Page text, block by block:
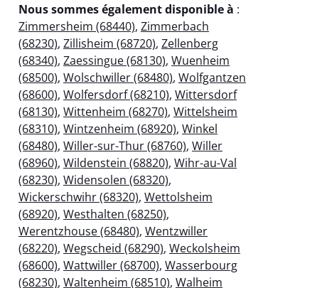
Nous sommes également disponible à :
Zimmersheim (68440), Zimmerbach
(68230), Zillisheim (68720), Zellenberg
(68340), Zaessingue (68130), Wuenheim
(68500), Wolschwiller (68480), Wolfgantzen
(68600), Wolfersdorf (68210), Wittersdorf
(68130), Wittenheim (68270), Wittelsheim
(68310), Wintzenheim (68920), Winkel
(68480), Willer-sur-Thur (68760), Willer
(68960), Wildenstein (68820), Wihr-au-Val
(68230), Widensolen (68320),
Wickerschwihr (68320), Wettolsheim
(68920), Westhalten (68250),
Werentzhouse (68480), Wentzwiller
(68220), Wegscheid (68290), Weckolsheim
(68600), Wattwiller (68700), Wasserbourg
(68230), Waltenheim (68510), Walheim